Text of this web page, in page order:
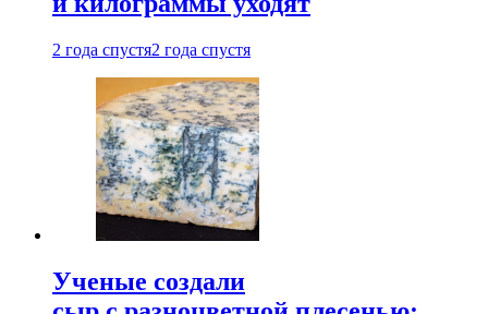
2 года спустя2 года спустя
Ученые создали